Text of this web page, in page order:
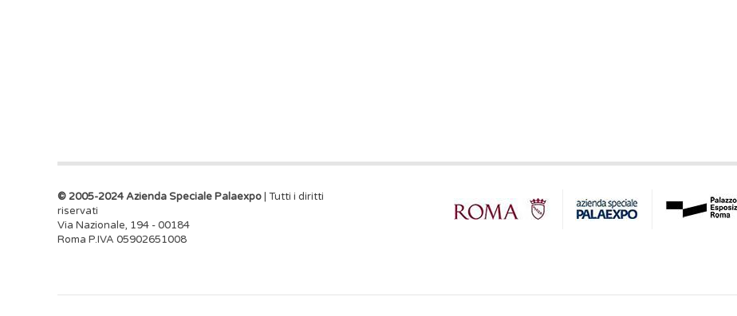
© 2005-2024 Azienda Speciale Palaexpo | Tutti i diritti
riservati
Via Nazionale, 194 - 00184
Roma P.IVA 05902651008